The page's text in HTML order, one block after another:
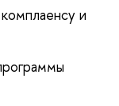
и